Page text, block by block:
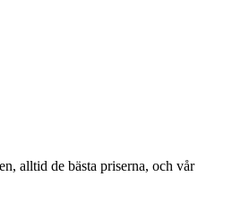
alltid de bästa priserna, och vår